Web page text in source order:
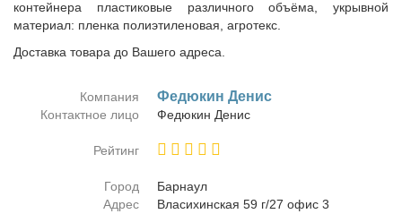
контейнера пластиковые различного объёма, укрывной
материал: пленка полиэтиленовая, агротекс.
Доставка товара до Вашего адреса.
Компания Фе­дю­кин Де­нис
Контактное лицо Фе­дю­кин Де­нис
Рейтинг
Город
Бар­на­ул
Адрес
Вла­си­хин­ская 59 г/27 офис 3